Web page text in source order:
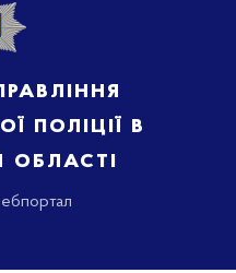
поліції в
області